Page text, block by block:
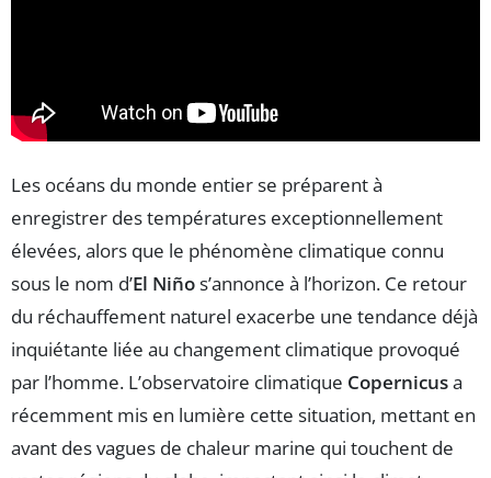
Les océans du monde entier se préparent à
enregistrer des températures exceptionnellement
élevées, alors que le phénomène climatique connu
sous le nom d’El Niños’annonce à l’horizon. Ce retour
du réchauffement naturel exacerbe une tendance déjà
inquiétante liée au changement climatique provoqué
par l’homme. L’observatoire climatique Copernicusa
récemment mis en lumière cette situation, mettant en
avant des vagues de chaleur marine qui touchent de